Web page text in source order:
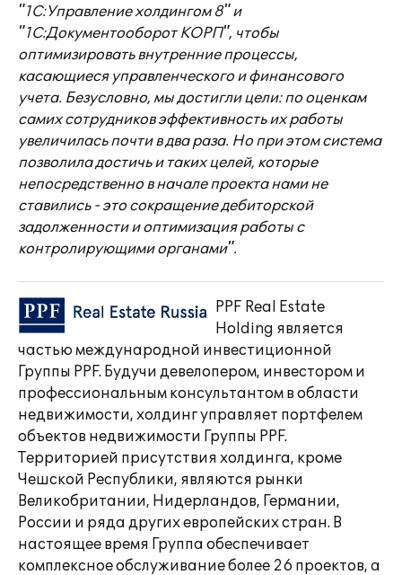
"1С:Управление холдингом 8" и
"1С:Документооборот КОРП", чтобы
оптимизировать внутренние процессы,
касающиеся управленческого и финансового
учета. Безусловно, мы достигли цели: по оценкам
самих сотрудников эффективность их работы
увеличилась почти в два раза. Но при этом система
позволила достичь и таких целей, которые
непосредственно в начале проекта нами не
ставились - это сокращение дебиторской
задолженности и оптимизация работы с
контролирующими органами".
PPF Real Estate
Holding является
частью международной инвестиционной
Группы PPF. Будучи девелопером, инвестором и
профессиональным консультантом в области
недвижимости, холдинг управляет портфелем
объектов недвижимости Группы PPF.
Территорией присутствия холдинга, кроме
Чешской Республики, являются рынки
Великобритании, Нидерландов, Германии,
России и ряда других европейских стран. В
настоящее время Группа обеспечивает
комплексное обслуживание более 26 проектов, а